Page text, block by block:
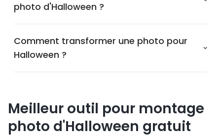
photo d'Halloween ?
Comment transformer une photo pour
Halloween ?
Meilleur outil pour montage
photo d'Halloween gratuit